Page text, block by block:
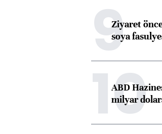
9Ziyaret
soya
10
ABD
milyar